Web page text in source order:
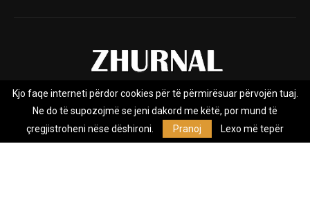
Rreth nesh Impresumi Marketing
Kontakt
Privacy Policy
Zhurnal.mk është Agjenci e Lajmeve e pavarur, e themeluar në vitin
Kjo faqe interneti përdor cookies për të përmirësuar përvojën tuaj.
Ne do të supozojmë se jeni dakord me këtë, por mund të
çregjistroheni nëse dëshironi.
Pranoj Lexo më tepër